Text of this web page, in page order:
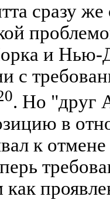
сразу же
и Нью-
с
. Но "друг
в
к